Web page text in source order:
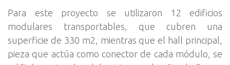
Para este proyecto se utilizaron 12 edificios
modulares transportables, que cubren una
superficie de 330 m2, mientras que el hall principal,
pieza que actúa como conector de cada módulo, se